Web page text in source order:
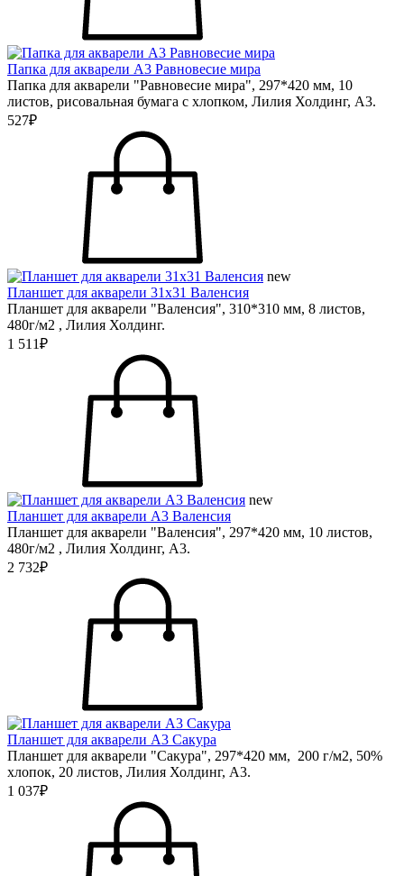
Папка для акварели А3 Равновесие мира
Папка для акварели "Равновесие мира", 297*420 мм, 10
листов, рисовальная бумага с хлопком, Лилия Холдинг, А3.
527₽
new
Планшет для акварели 31х31 Валенсия
Планшет для акварели "Валенсия", 310*310 мм, 8 листов,
480г/м2 , Лилия Холдинг.
1 511₽
new
Планшет для акварели А3 Валенсия
Планшет для акварели "Валенсия", 297*420 мм, 10 листов,
480г/м2 , Лилия Холдинг, А3.
2 732₽
Планшет для акварели А3 Сакура
Планшет для акварели "Сакура", 297*420 мм, 200 г/м2, 50%
хлопок, 20 листов, Лилия Холдинг, А3.
1 037₽